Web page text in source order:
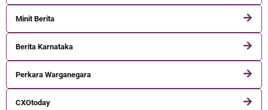
Minit Berita
Berita Karnataka
Perkara Warganegara
CXOtoday